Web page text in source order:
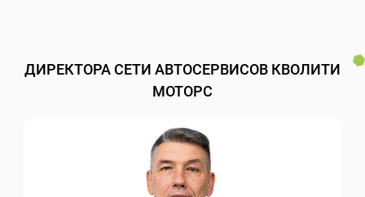
ДИРЕКТОРА СЕТИ АВТОСЕРВИСОВ КВОЛИТИ
МОТОРС